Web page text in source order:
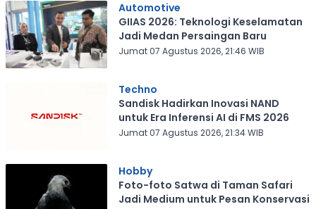
Automotive
GIIAS 2026: Teknologi Keselamatan
Jadi Medan Persaingan Baru
Jumat 07 Agustus 2026, 21:46 WIB
Techno
Sandisk Hadirkan Inovasi NAND
untuk Era Inferensi AI di FMS 2026
Jumat 07 Agustus 2026, 21:34 WIB
Hobby
Foto-foto Satwa di Taman Safari
Jadi Medium untuk Pesan Konservasi